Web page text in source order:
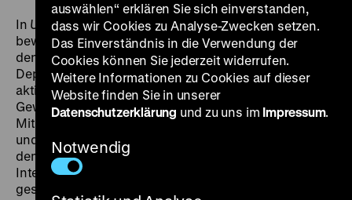
In Union Maidsberichten drei Frauen von ihrer
bewegten Vergangenheit als Gewerkschaftlerinnen in
den 1930er und 40er Jahren. Es war die Zeit der Great
Depression und globaler Krisen, in der sie an der Basis
aktiv waren und mithalfen, die US-amerikanische
Gewerkschaftsbewegung überhaupt erst zu formieren.
Mit viel Verve entsteht ein Bild der prekären Arbeits-
und Lebensverhältnisse dieser Frauen, aber auch des
demokratischen Geists und der Solidarität, die die
Interviewten und ihre Gewerkschaftsgenoss*innen
geschaffen haben.
auswählen“ erklären Sie sich einverstanden,
dass wir Cookies zu Analyse-Zwecken setzen.
Das Einverständnis in die Verwendung der
Cookies können Sie jederzeit widerrufen.
Weitere Informationen zu Cookies auf dieser
Website finden Sie in unserer
Datenschutzerklärung und zu uns im Impressum.
Notwendig